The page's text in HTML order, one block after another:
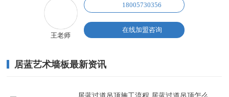
王老师
18005730356
在线加盟咨询
居蓝艺术墙板最新资讯